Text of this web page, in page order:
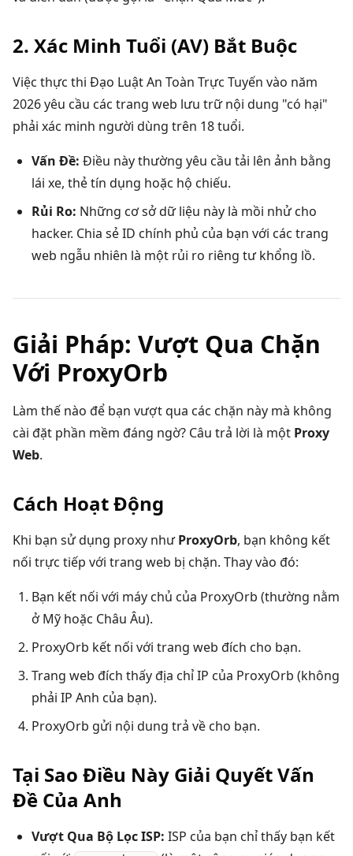
2. Xác Minh Tuổi (AV) Bắt Buộc
Việc thực thi Đạo Luật An Toàn Trực Tuyến vào năm
2026yêu cầu các trang web lưu trữ nội dung "có hại"
phải xác minh người dùng trên 18 tuổi.
Vấn Đề: Điều này thường yêu cầu tải lên ảnh bằng
lái xe, thẻ tín dụng hoặc hộ chiếu.
Rủi Ro: Những cơ sở dữ liệu này là mồi nhử cho
hacker. Chia sẻ ID chính phủ của bạn với các trang
web ngẫu nhiên là một rủi ro riêng tư khổng lồ.
Giải Pháp: Vượt Qua Chặn
Với ProxyOrb
Làm thế nào để bạn vượt qua các chặn này mà không
cài đặt phần mềm đáng ngờ? Câu trả lời là một Proxy
Web.
Cách Hoạt Động
Khi bạn sử dụng proxy nhưProxyOrb, bạn không kết
nối trực tiếp với trang web bị chặn. Thay vào đó:
Bạn kết nối với máy chủ của ProxyOrb (thường nằm
ở Mỹ hoặc Châu Âu).
ProxyOrb kết nối với trang web đích cho bạn.
Trang web đích thấy địa chỉ IP của ProxyOrb (không
phải IP Anh của bạn).
ProxyOrb gửi nội dung trả về cho bạn.
Tại Sao Điều Này Giải Quyết Vấn
Đề Của Anh
Vượt Qua Bộ Lọc ISP: ISP của bạn chỉ thấy bạn kết